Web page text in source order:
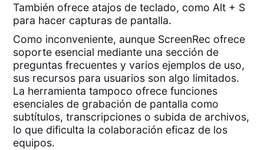
También ofrece atajos de teclado, como Alt + S
para hacer capturas de pantalla.
Como inconveniente, aunque ScreenRec ofrece
soporte esencial mediante una sección de
preguntas frecuentes y varios ejemplos de uso,
sus recursos para usuarios son algo limitados.
La herramienta tampoco ofrece funciones
esenciales de grabación de pantalla como
subtítulos, transcripciones o subida de archivos,
lo que dificulta la colaboración eficaz de los
equipos.